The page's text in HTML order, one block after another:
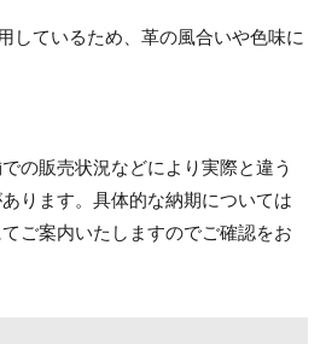
しているため、革の風合いや色味に
の販売状況などにより実際と違う
ります。具体的な納期については
ご案内いたしますのでご確認をお